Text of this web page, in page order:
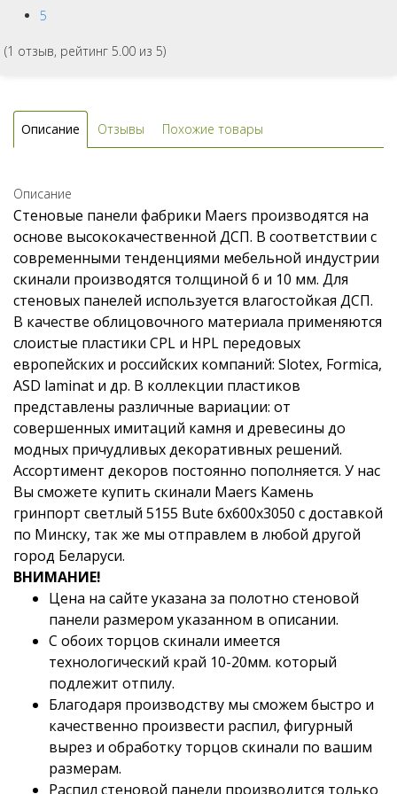
5
(1 отзыв, рейтинг 5.00 из 5)
Описание Отзывы Похожие товары
Описание
Стеновые панели фабрики Maers производятся на
основе высококачественной ДСП. В соответствии с
современными тенденциями мебельной индустрии
скинали производятся толщиной 6 и 10 мм. Для
стеновых панелей используется влагостойкая ДСП.
В качестве облицовочного материала применяются
слоистые пластики CPL и HPL передовых
европейских и российских компаний: Slotex, Formica,
ASD laminat и др. В коллекции пластиков
представлены различные вариации: от
совершенных имитаций камня и древесины до
модных причудливых декоративных решений.
Ассортимент декоров постоянно пополняется. У нас
Вы сможете купить скинали Maers Камень
гринпорт светлый 5155 Bute 6x600x3050 с доставкой
по Минску, так же мы отправлем в любой другой
город Беларуси.
ВНИМАНИЕ!
Цена на сайте указана за полотно стеновой
панели размером указанном в описании.
С обоих торцов скинали имеется
технологический край 10-20мм. который
подлежит отпилу.
Благодаря производству мы сможем быстро и
качественно произвести распил, фигурный
вырез и обработку торцов скинали по вашим
размерам.
Распил стеновой панели производится только